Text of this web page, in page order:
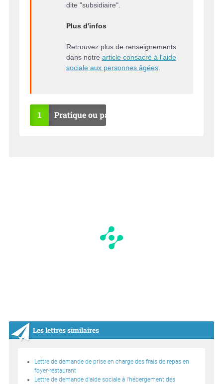
dite "subsidiaire".
Plus d'infos
Retrouvez plus de renseignements
dans notre article consacré à l'aide
sociale aux personnes âgées.
1 Pratique ou pas ?
Les lettres similaires
Lettre de demande de prise en charge des frais de repas en
foyer-restaurant
Lettre de demande d'aide sociale à l'hébergement des